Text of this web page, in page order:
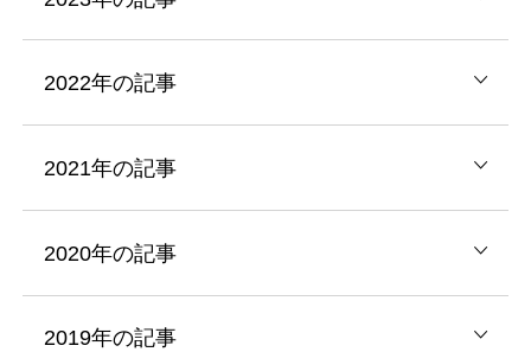
2022年の記事
2021年の記事
2020年の記事
2019年の記事